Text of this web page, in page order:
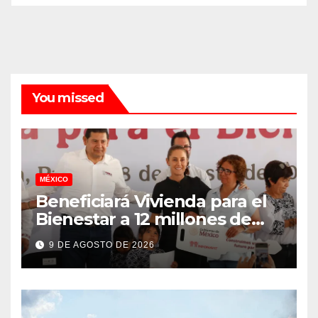
You missed
MÉXICO
Beneficiará Vivienda para el
Bienestar a 12 millones de
familias
9 DE AGOSTO DE 2026